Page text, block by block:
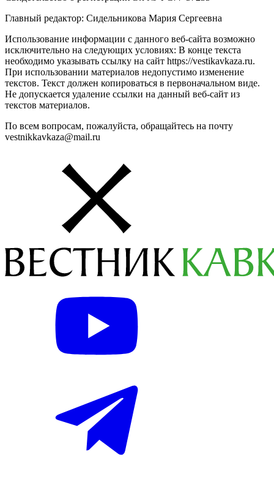
Главный редактор: Сидельникова Мария Сергеевна
Использование информации с данного веб-сайта возможно
исключительно на следующих условиях: В конце текста
необходимо указывать ссылку на сайт https://vestikavkaza.ru.
При использовании материалов недопустимо изменение
текстов. Текст должен копироваться в первоначальном виде.
Не допускается удаление ссылки на данный веб-сайт из
текстов материалов.
По всем вопросам, пожалуйста, обращайтесь на почту
vestnikkavkaza@mail.ru